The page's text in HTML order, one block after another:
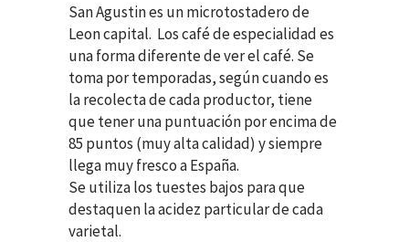
San Agustin es un microtostadero de
Leon capital. Los café de especialidad es
una forma diferente de ver el café. Se
toma por temporadas, según cuando es
la recolecta de cada productor, tiene
que tener una puntuación por encima de
85 puntos (muy alta calidad) y siempre
llega muy fresco a España.
Se utiliza los tuestes bajos para que
destaquen la acidez particular de cada
varietal.